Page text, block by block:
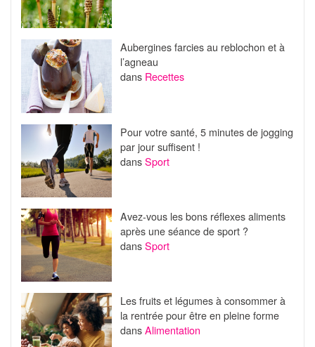
Aubergines farcies au reblochon et à
l’agneau
dans Recettes
Pour votre santé, 5 minutes de jogging
par jour suffisent !
dansSport
Avez-vous les bons réflexes aliments
après une séance de sport ?
dansSport
Les fruits et légumes à consommer à
la rentrée pour être en pleine forme
dansAlimentation